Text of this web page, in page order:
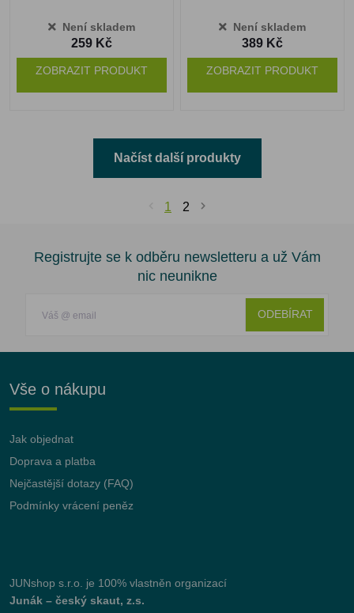
Není skladem
259 Kč
ZOBRAZIT PRODUKT
Není skladem
389 Kč
ZOBRAZIT PRODUKT
Načíst další produkty
1 2
Registrujte se k odběru newsletteru a už Vám
nic neunikne
ODEBÍRAT
Vše o nákupu
Jak objednat
Doprava a platba
Nejčastější dotazy (FAQ)
Podmínky vrácení peněz
JUNshop s.r.o.
je 100% vlastněn organizací
Junák – český skaut, z.s.